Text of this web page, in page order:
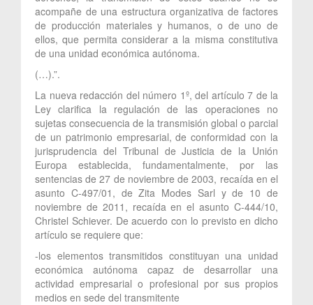
acompañe de una estructura organizativa de factores
de producción materiales y humanos, o de uno de
ellos, que permita considerar a la misma constitutiva
de una unidad económica autónoma.
(…).”.
La nueva redacción del número 1º, del artículo 7 de la
Ley clarifica la regulación de las operaciones no
sujetas consecuencia de la transmisión global o parcial
de un patrimonio empresarial, de conformidad con la
jurisprudencia del Tribunal de Justicia de la Unión
Europa establecida, fundamentalmente, por las
sentencias de 27 de noviembre de 2003, recaída en el
asunto C-497/01, de Zita Modes Sarl y de 10 de
noviembre de 2011, recaída en el asunto C-444/10,
Christel Schiever. De acuerdo con lo previsto en dicho
artículo se requiere que:
-los elementos transmitidos constituyan una unidad
económica autónoma capaz de desarrollar una
actividad empresarial o profesional por sus propios
medios en sede del transmitente